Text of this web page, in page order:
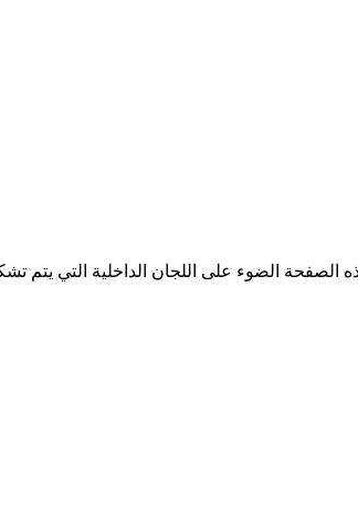
الضوء على اللجان الداخلية التي يتم